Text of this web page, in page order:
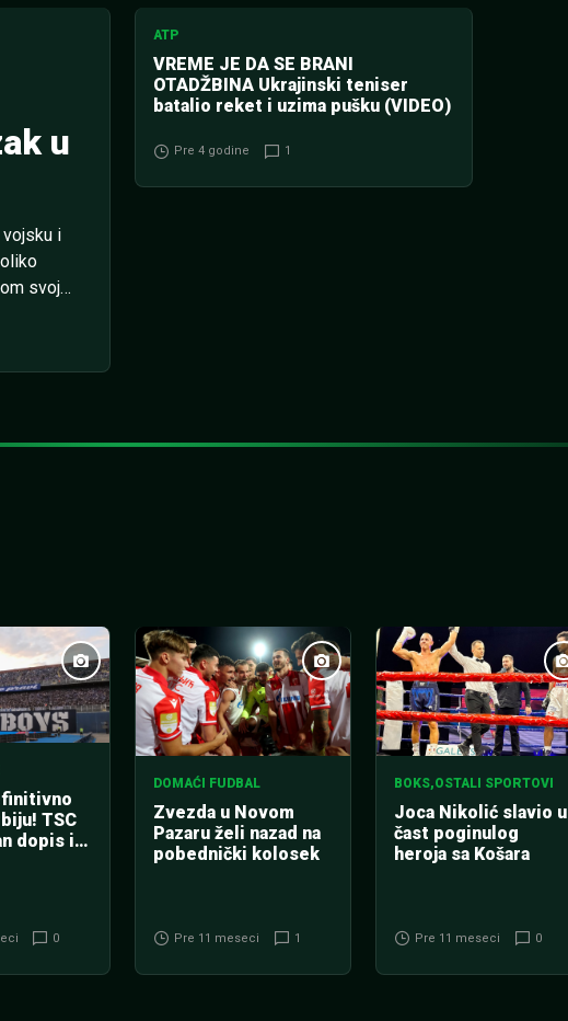
u
i
svoje
ATP
VREME JE DA SE BRANI
OTADŽBINA Ukrajinski teniser
batalio reket i uzima pušku (VIDEO)
Pre 4 godine 1
TSC
dopis iz
0
DOMAĆI FUDBAL
Zvezda u Novom
Pazaru želi nazad na
pobednički kolosek
Pre 11 meseci 1
BOKS,OSTALI SPORTOVI
Joca Nikolić slavio u
čast poginulog
heroja sa Košara
Pre 11 meseci 0